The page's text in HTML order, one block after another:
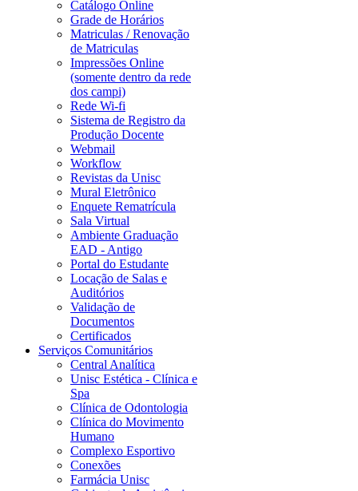
Catálogo Online
Grade de Horários
Matriculas / Renovação
de Matriculas
Impressões Online
(somente dentro da rede
dos campi)
Rede Wi-fi
Sistema de Registro da
Produção Docente
Webmail
Workflow
Revistas da Unisc
Mural Eletrônico
Enquete Rematrícula
Sala Virtual
Ambiente Graduação
EAD - Antigo
Portal do Estudante
Locação de Salas e
Auditórios
Validação de
Documentos
Certificados
Serviços Comunitários
Central Analítica
Unisc Estética - Clínica e
Spa
Clínica de Odontologia
Clínica do Movimento
Humano
Complexo Esportivo
Conexões
Farmácia Unisc